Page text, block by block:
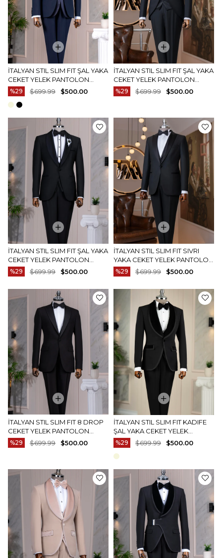
İTALYAN STIL SLIM FIT ŞAL YAKA
CEKET YELEK PANTOLON
DAMATLIK SET LACIVERT
T14884
%29 $500.00
$699.99
İTALYAN STIL SLIM FIT ŞAL YAKA
CEKET YELEK PANTOLON
DAMATLIK SET SIYAH T14886
%29 $500.00
$699.99
İTALYAN STIL SLIM FIT ŞAL YAKA
CEKET YELEK PANTOLON
DAMATLIK SET SIYAH T14887
%29 $500.00
$699.99
İTALYAN STIL SLIM FIT SIVRI
YAKA CEKET YELEK PANTOLON
DAMATLIK SET SIYAH T14888
%29 $500.00
$699.99
İTALYAN STIL SLIM FIT 8 DROP
CEKET YELEK PANTOLON
DAMATLIK SET SIYAH T14889
%29 $500.00
$699.99
İTALYAN STIL SLIM FIT KADIFE
ŞAL YAKA CEKET YELEK
PANTOLON DAMATLIK SET
SIYAH T14890
%29 $500.00
$699.99